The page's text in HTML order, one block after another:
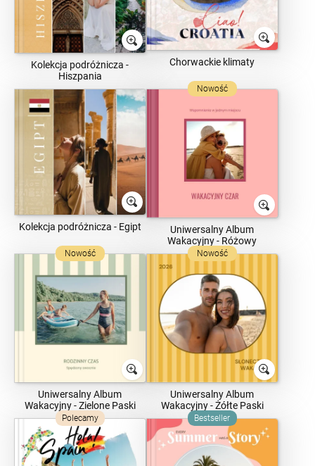
Kolekcja podróżnicza -
Hiszpania
Chorwackie klimaty
Kolekcja podróżnicza - Egipt
Nowość
Uniwersalny Album
Wakacyjny - Różowy
Nowość
Uniwersalny Album
Wakacyjny - Zielone Paski
Nowość
Uniwersalny Album
Wakacyjny - Żółte Paski
Polecamy Bestseller